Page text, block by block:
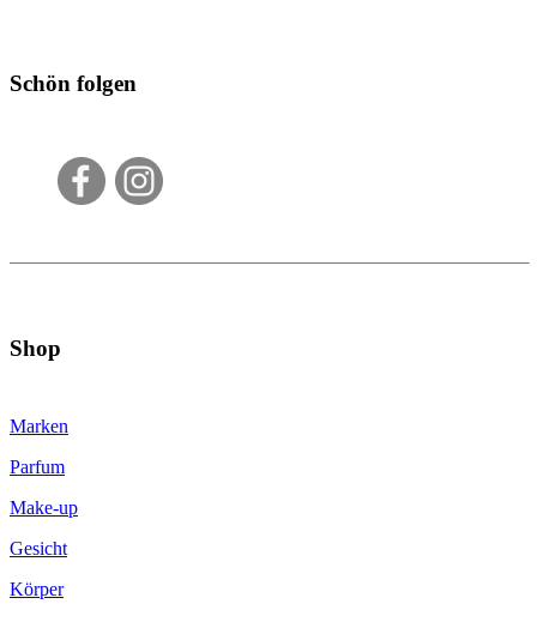
Schön folgen
Shop
Marken
Parfum
Make-up
Gesicht
Körper